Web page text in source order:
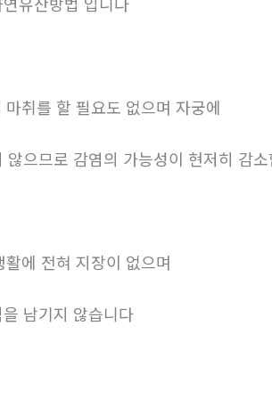
취를 할 필요도 없으며 자궁에
않으므로 감염의 가능성이 현저히 감
에 전혀 지장이 없으며
남기지 않습니다